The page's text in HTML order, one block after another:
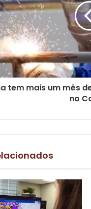
tem mais um mês
no